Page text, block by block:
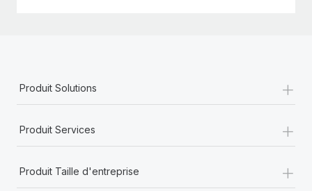
Produit Solutions +
Produit Services +
Produit Taille d'entreprise +